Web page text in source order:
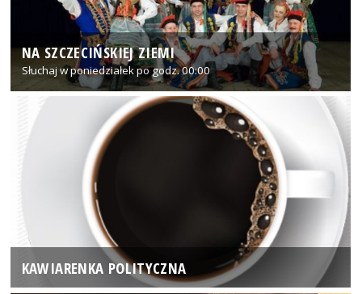
NA SZCZECIŃSKIEJ ZIEMI
Słuchaj w poniedziałek po godz. 00:00
KAWIARENKA POLITYCZNA